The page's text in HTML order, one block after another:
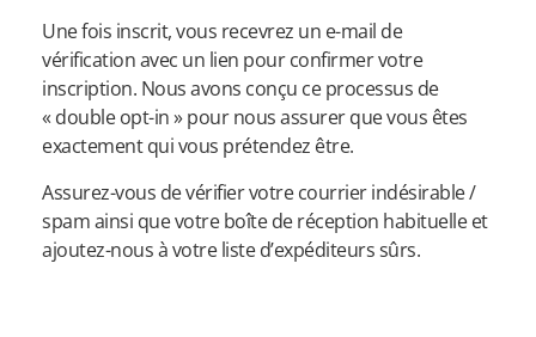
Une fois inscrit, vous recevrez un e-mail de
vérification avec un lien pour confirmer votre
inscription. Nous avons conçu ce processus de
« double opt-in » pour nous assurer que vous êtes
exactement qui vous prétendez être.
Assurez-vous de vérifier votre courrier indésirable /
spam ainsi que votre boîte de réception habituelle et
ajoutez-nous à votre liste d’expéditeurs sûrs.